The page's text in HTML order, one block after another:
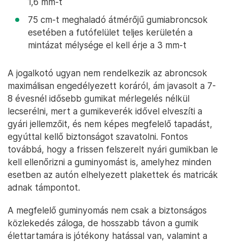
75 cm-t meghaladó átmérőjű gumiabroncsok
esetében a futófelület teljes kerületén a
mintázat mélysége el kell érje a 3 mm-t
A jogalkotó ugyan nem rendelkezik az abroncsok
maximálisan engedélyezett koráról, ám javasolt a 7-
8 évesnél idősebb gumikat mérlegelés nélkül
lecserélni, mert a gumikeverék idővel elveszíti a
gyári jellemzőit, és nem képes megfelelő tapadást,
egyúttal kellő biztonságot szavatolni. Fontos
továbbá, hogy a frissen felszerelt nyári gumikban le
kell ellenőrizni a guminyomást is, amelyhez minden
esetben az autón elhelyezett plakettek és matricák
adnak támpontot.
A megfelelő guminyomás nem csak a biztonságos
közlekedés záloga, de hosszabb távon a gumik
élettartamára is jótékony hatással van, valamint a